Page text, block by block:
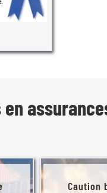
en
Caution